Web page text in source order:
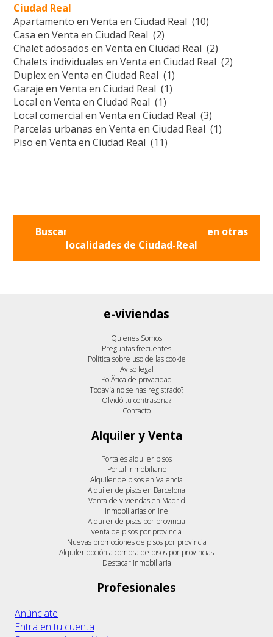
Ciudad Real
Apartamento en Venta en Ciudad Real (10)
Casa en Venta en Ciudad Real (2)
Chalet adosados en Venta en Ciudad Real (2)
Chalets individuales en Venta en Ciudad Real (2)
Duplex en Venta en Ciudad Real (1)
Garaje en Venta en Ciudad Real (1)
Local en Venta en Ciudad Real (1)
Local comercial en Venta en Ciudad Real (3)
Parcelas urbanas en Venta en Ciudad Real (1)
Piso en Venta en Ciudad Real (11)
Buscar otros inmuebles en alquiler en otras
localidades de Ciudad-Real
e-viviendas
Quienes Somos
Preguntas frecuentes
Política sobre uso de las cookie
Aviso legal
PolÃ­tica de privacidad
Todavía no se has registrado?
Olvidó tu contraseña?
Contacto
Alquiler y Venta
Portales alquiler pisos
Portal inmobiliario
Alquiler de pisos en Valencia
Alquiler de pisos en Barcelona
Venta de viviendas en Madrid
Inmobiliarias online
Alquiler de pisos por provincia
venta de pisos por provincia
Nuevas promociones de pisos por provincia
Alquiler opción a compra de pisos por provincias
Destacar inmobiliaria
Profesionales
Anúnciate
Entra en tu cuenta